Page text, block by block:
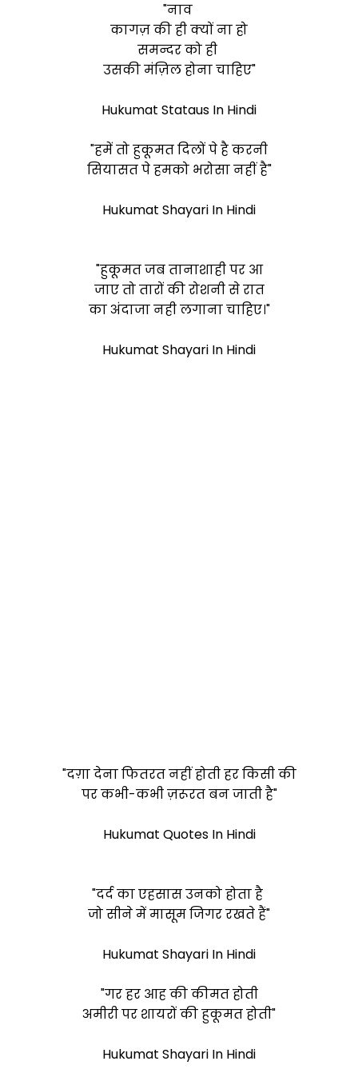
"नाव
कागज़ की ही क्यों ना हो
समन्दर को ही
उसकी मंज़िल होना चाहिए"
Hukumat Stataus In Hindi
"हमें तो हुकूमत दिलों पे है करनी
सियासत पे हमको भरोसा नहीं है"
Hukumat Shayari In Hindi
"हुकूमत जब तानाशाही पर आ
जाए तो तारों की रोशनी से रात
का अंदाजा नही लगाना चाहिए।"
Hukumat Shayari In Hindi
"दग़ा देना फितरत नहीं होती हर किसी की
पर कभी-कभी ज़रूरत बन जाती है"
Hukumat Quotes In Hindi
"दर्द का एहसास उनको होता है
जो सीने में मासूम जिगर रखते हैं"
Hukumat Shayari In Hindi
"गर हर आह की कीमत होती
अमीरी पर शायरों की हुकूमत होती"
Hukumat Shayari In Hindi